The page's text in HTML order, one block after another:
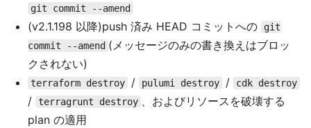
git commit --amend
(v2.1.198 以降)push 済み HEAD コミットへの
git
commit --amend (メッセージのみの書き換えはブロッ
クされない)
terraform destroy / pulumi destroy / cdk destroy
/ terragrunt destroy 、およびリソースを破壊する
plan の適用